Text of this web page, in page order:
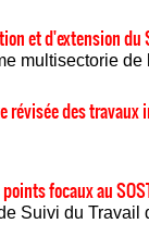
et d'extension du
multisectorie de
révisée des
focaux au
Suivi du